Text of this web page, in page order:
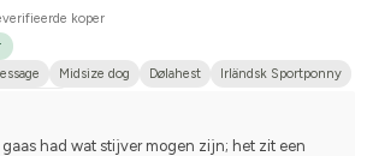
koper
Midsize dog Dølahest
Irländsk Sportponny
gaas had wat stijver mogen zijn; het zit een